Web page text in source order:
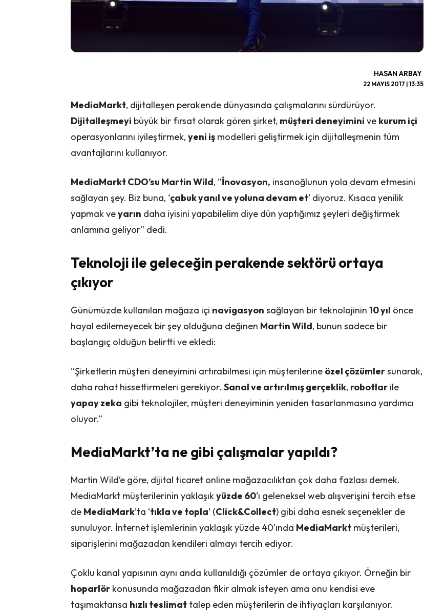
HASAN ARBAY
22 MAYIS 2017 | 13:35
MediaMarkt, dijitalleşen perakende dünyasında çalışmalarını sürdürüyor.
Dijitalleşmeyi büyük bir fırsat olarak gören şirket, müşteri deneyimini ve kurum içi
operasyonlarını iyileştirmek, yeni iş modelleri geliştirmek için dijitalleşmenin tüm
avantajlarını kullanıyor.
MediaMarkt CDO’su Martin Wild, “İnovasyon, insanoğlunun yola devam etmesini
sağlayan şey. Biz buna, ‘çabuk yanıl ve yoluna devam et‘ diyoruz. Kısaca yenilik
yapmak veyarın daha iyisini yapabilelim diye dün yaptığımız şeyleri değiştirmek
anlamına geliyor” dedi.
Teknoloji ile geleceğin perakende sektörü ortaya
çıkıyor
Günümüzde kullanılan mağaza içi navigasyon sağlayan bir teknolojinin 10 yıl önce
hayal edilemeyecek bir şey olduğuna değinen Martin Wild, bunun sadece bir
başlangıç olduğun belirtti ve ekledi:
“Şirketlerin müşteri deneyimini artırabilmesi için müşterilerine özel çözümlersunarak,
daha rahat hissettirmeleri gerekiyor. Sanal ve artırılmış gerçeklik, robotlar ile
yapay zeka gibi teknolojiler, müşteri deneyiminin yeniden tasarlanmasına yardımcı
oluyor.”
MediaMarkt’ta ne gibi çalışmalar yapıldı?
Martin Wild’e göre, dijital ticaret online mağazacılıktan çok daha fazlası demek.
MediaMarkt müşterilerinin yaklaşıkyüzde 60‘ı geleneksel web alışverişini tercih etse
de MediaMark’ta ‘tıkla ve topla‘ (Click&Collect) gibi daha esnek seçenekler de
sunuluyor. İnternet işlemlerinin yaklaşık yüzde 40’ında MediaMarkt müşterileri,
siparişlerini mağazadan kendileri almayı tercih ediyor.
Çoklu kanal yapısının aynı anda kullanıldığı çözümler de ortaya çıkıyor. Örneğin bir
hoparlör konusunda mağazadan fikir almak isteyen ama onu kendisi eve
taşımaktansa hızlı teslimat talep eden müşterilerin de ihtiyaçları karşılanıyor.